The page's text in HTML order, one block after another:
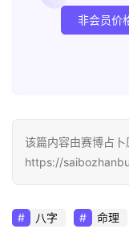
非会员价
该篇内容由赛博占卜
https://
八字 命理